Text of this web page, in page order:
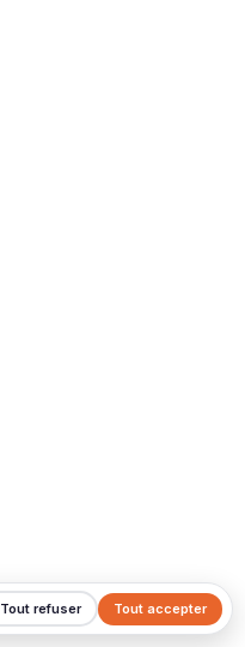
Tout accepter
Tout refuser